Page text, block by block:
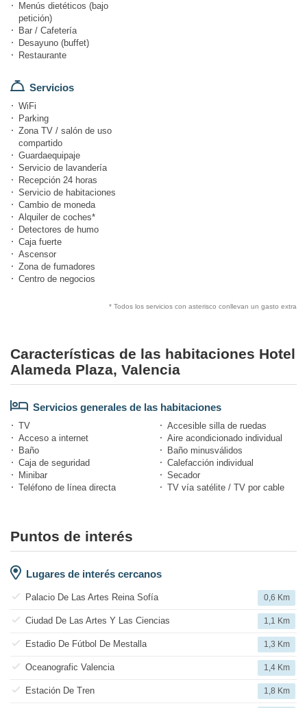
Menús dietéticos (bajo
petición)
Bar / Cafetería
Desayuno (buffet)
Restaurante
Servicios
WiFi
Parking
Zona TV / salón de uso
compartido
Guardaequipaje
Servicio de lavandería
Recepción 24 horas
Servicio de habitaciones
Cambio de moneda
Alquiler de coches*
Detectores de humo
Caja fuerte
Ascensor
Zona de fumadores
Centro de negocios
* Todos los servicios con asterisco conllevan un gasto extra
Características de las habitaciones Hotel
Alameda Plaza, Valencia
Servicios generales de las habitaciones
TV
Accesible silla de ruedas
Acceso a internet
Aire acondicionado individual
Baño
Baño minusválidos
Caja de seguridad
Calefacción individual
Minibar
Secador
Teléfono de línea directa
TV vía satélite / TV por cable
Puntos de interés
Lugares de interés cercanos
Palacio De Las Artes Reina Sofía 0,6 Km
Ciudad De Las Artes Y Las Ciencias 1,1 Km
Estadio De Fútbol De Mestalla 1,3 Km
Oceanografic Valencia 1,4 Km
Estación De Tren 1,8 Km